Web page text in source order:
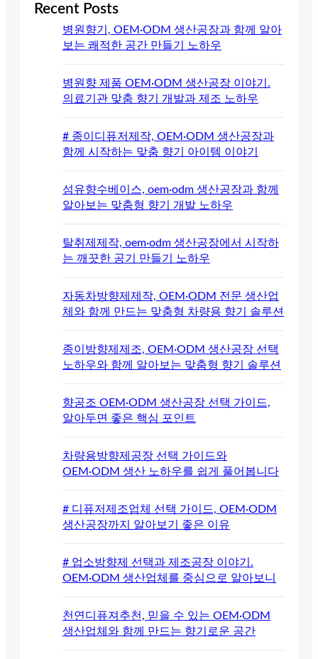
Recent Posts
병원향기, OEM·ODM 생산공장과 함께 알아
보는 쾌적한 공간 만들기 노하우
병원향 제품 OEM·ODM 생산공장 이야기.
의료기관 맞춤 향기 개발과 제조 노하우
# 종이디퓨저제작, OEM·ODM 생산공장과
함께 시작하는 맞춤 향기 아이템 이야기
섬유향수베이스, oem·odm 생산공장과 함께
알아보는 맞춤형 향기 개발 노하우
탈취제제작, oem·odm 생산공장에서 시작하
는 깨끗한 공기 만들기 노하우
자동차방향제제작, OEM·ODM 전문 생산업
체와 함께 만드는 맞춤형 차량용 향기 솔루션
종이방향제제조, OEM·ODM 생산공장 선택
노하우와 함께 알아보는 맞춤형 향기 솔루션
향공조 OEM·ODM 생산공장 선택 가이드,
알아두면 좋은 핵심 포인트
차량용방향제공장 선택 가이드와
OEM·ODM 생산 노하우를 쉽게 풀어봅니다
# 디퓨저제조업체 선택 가이드, OEM·ODM
생산공장까지 알아보기 좋은 이유
# 업소방향제 선택과 제조공장 이야기.
OEM·ODM 생산업체를 중심으로 알아보니
천연디퓨져추천, 믿을 수 있는 OEM·ODM
생산업체와 함께 만드는 향기로운 공간